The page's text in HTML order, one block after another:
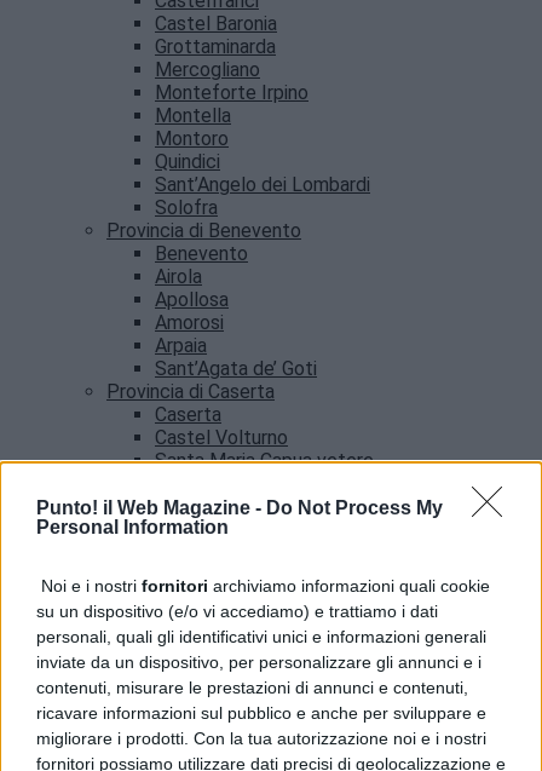
Punto! il Web Magazine - Do Not Process My
Personal Information
Noi e i nostri fornitori archiviamo informazioni quali cookie
su un dispositivo (e/o vi accediamo) e trattiamo i dati
personali, quali gli identificativi unici e informazioni generali
inviate da un dispositivo, per personalizzare gli annunci e i
contenuti, misurare le prestazioni di annunci e contenuti,
ricavare informazioni sul pubblico e anche per sviluppare e
migliorare i prodotti. Con la tua autorizzazione noi e i nostri
fornitori possiamo utilizzare dati precisi di geolocalizzazione e
Castel Baronia
Grottaminarda
Mercogliano
Monteforte Irpino
Montella
Montoro
Quindici
Sant’Angelo dei Lombardi
Solofra
Provincia di Benevento
Benevento
Airola
Apollosa
Amorosi
Arpaia
Sant’Agata de’ Goti
Provincia di Caserta
Caserta
Castel Volturno
Santa Maria Capua vetere
Salerno
Agropoli
Angri
Castellabate
News